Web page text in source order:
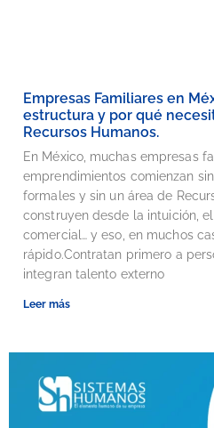
Empresas Familiares en
estructura y por qué
Recursos Humanos.
En México, muchas empresas
emprendimientos comienzan
formales y sin un área de
construyen desde la intuición,
comercial… y eso, en muchos
rápido.Contratan primero a
integran talento externo
Leer más